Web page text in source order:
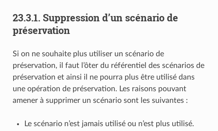
23.3.1. Suppression d’un scénario de
préservation
Si on ne souhaite plus utiliser un scénario de
préservation, il faut l’ôter du référentiel des scénarios de
préservation et ainsi il ne pourra plus être utilisé dans
une opération de préservation. Les raisons pouvant
amener à supprimer un scénario sont les suivantes :
Le scénario n’est jamais utilisé ou n’est plus utilisé.